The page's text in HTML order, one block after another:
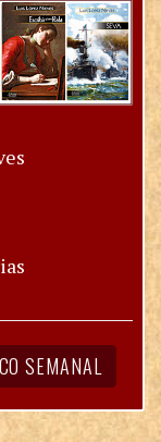
SEMANAL